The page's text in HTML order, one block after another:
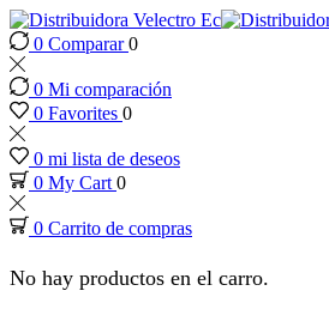
panel
panel
paketleri
0 Comparar0
0 Mi comparación
0 Favorites 0
0 mi lista de deseos
0 My Cart 0
0 Carrito de compras
No hay productos en el carro.